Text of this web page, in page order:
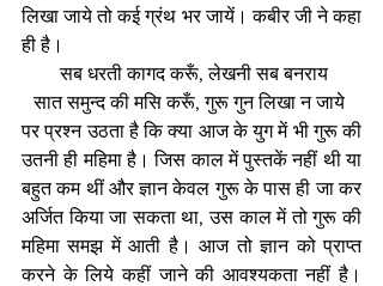
लिखा जाये तो कई ग्रंथ भर जायें। कबीर जी ने कहा
ही है।
सब धरती कागद करूँ, लेखनी सब बनराय
सात समुन्द की मसि करूँ, गुरू गुन लिखा न जाये
पर प्रश्न उठता है कि क्या आज के युग में भी गुरू की
उतनी ही महिमा है। जिस काल में पुस्तकें नहीं थी या
बहुत कम थीं और ज्ञान केवल गुरू के पास ही जा कर
अर्जित किया जा सकता था, उस काल में तो गुरू की
महिमा समझ में आती है। आज तो ज्ञान को प्राप्त
करने के लिये कहीं जाने की आवश्यकता नहीं है।